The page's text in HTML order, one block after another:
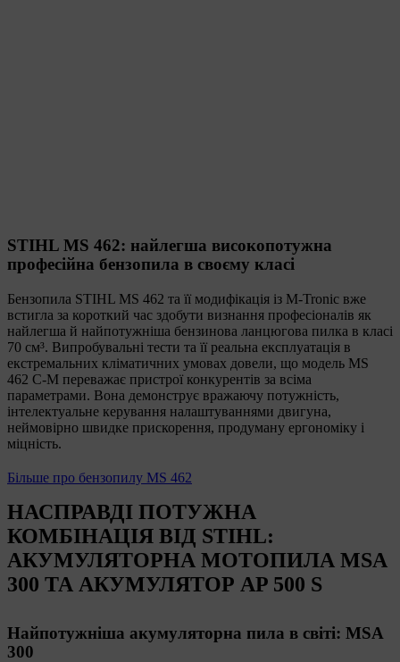
STIHL MS 462: найлегша високопотужна
професійна бензопила в своєму класі
Бензопила STIHL MS 462 та її модифікація із M-Tronic вже
встигла за короткий час здобути визнання професіоналів як
найлегша й найпотужніша бензинова ланцюгова пилка в класі
70 см³. Випробувальні тести та її реальна експлуатація в
екстремальних кліматичних умовах довели, що модель MS
462 C-M переважає пристрої конкурентів за всіма
параметрами. Вона демонструє вражаючу потужність,
інтелектуальне керування налаштуваннями двигуна,
неймовірно швидке прискорення, продуману ергономіку і
міцність.
Більше про бензопилу MS 462
НАСПРАВДІ ПОТУЖНА
КОМБІНАЦІЯ ВІД STIHL:
АКУМУЛЯТОРНА МОТОПИЛА MSA
300 ТА АКУМУЛЯТОР AP 500 S
Найпотужніша акумуляторна пила в світі: MSA
300